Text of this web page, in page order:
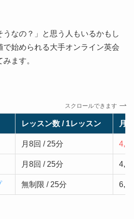
うなの？」と思う人もいるかもし
で始められる大手オンライン英会
ます。
スクロールできます
レッスン数 / 1レッスン 月
月8回 / 25分
月8回 / 25分
無制限 / 25分